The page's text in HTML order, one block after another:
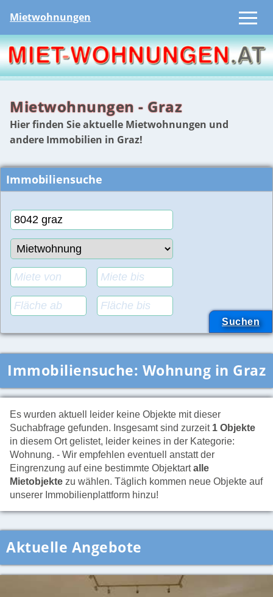
Mietwohnungen
Mietwohnungen - Graz
Hier finden Sie aktuelle Mietwohnungen und
andere Immobilien in Graz!
Immobiliensuche
Immobiliensuche: Wohnung in Graz
Es wurden aktuell leider keine Objekte mit dieser
Suchabfrage gefunden. Insgesamt sind zurzeit 1 Objekte
in diesem Ort gelistet, leider keines in der Kategorie:
Wohnung. - Wir empfehlen eventuell anstatt der
Eingrenzung auf eine bestimmte Objektartalle
Mietobjekte zu wählen. Täglich kommen neue Objekte auf
unserer Immobilienplattform hinzu!
Aktuelle Angebote